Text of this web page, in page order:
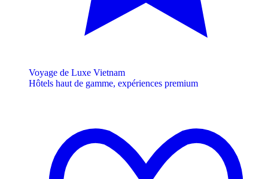
Voyage de Luxe Vietnam
Hôtels haut de gamme, expériences premium